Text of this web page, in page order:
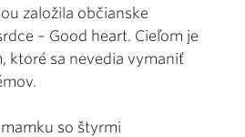
založila občianske
– Good heart. Cieľom je
ktoré sa nevedia vymaniť
so štyrmi